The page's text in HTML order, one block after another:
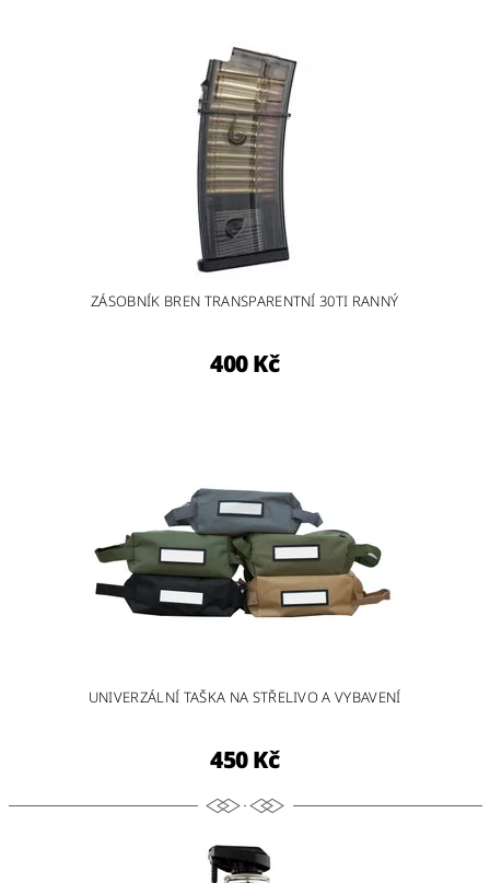
ZÁSOBNÍK BREN TRANSPARENTNÍ 30TI RANNÝ
400 Kč
UNIVERZÁLNÍ TAŠKA NA STŘELIVO A VYBAVENÍ
450 Kč